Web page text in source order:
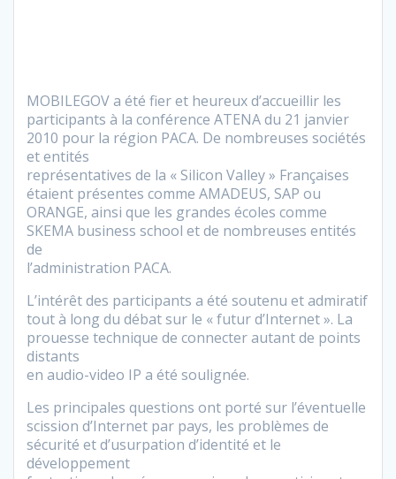
MOBILEGOV a été fier et heureux d’accueillir les
participants à la conférence ATENA du 21 janvier
2010 pour la région PACA. De nombreuses sociétés
et entités
représentatives de la « Silicon Valley » Françaises
étaient présentes comme AMADEUS, SAP ou
ORANGE, ainsi que les grandes écoles comme
SKEMA business school et de nombreuses entités
de
l’administration PACA.
L’intérêt des participants a été soutenu et admiratif
tout à long du débat sur le « futur d’Internet ». La
prouesse technique de connecter autant de points
distants
en audio-video IP a été soulignée.
Les principales questions ont porté sur l’éventuelle
scission d’Internet par pays, les problèmes de
sécurité et d’usurpation d’identité et le
développement